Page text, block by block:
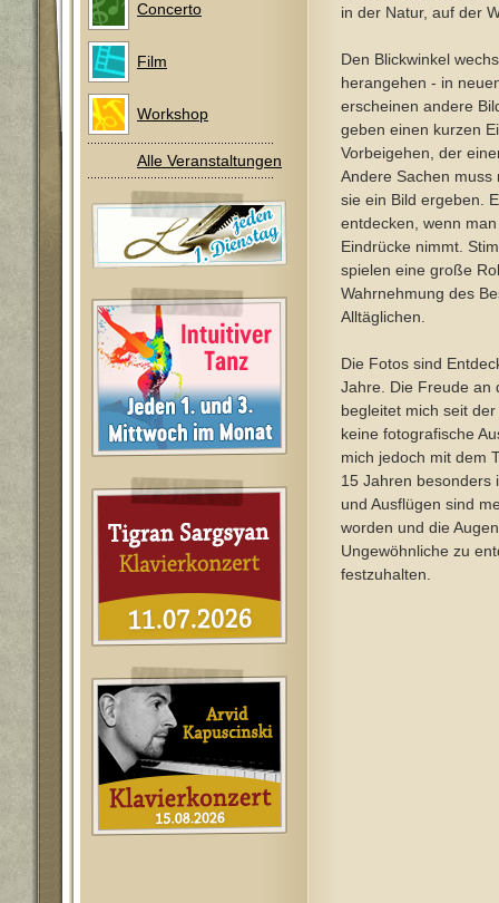
Concerto
Film
Workshop
Alle Veranstaltungen
in der Natur, auf der
Den Blickwinkel
herangehen - in
erscheinen andere
geben einen kurzen
Vorbeigehen, der
Andere Sachen muss
sie ein Bild ergeben.
entdecken, wenn
Eindrücke nimmt.
spielen eine große
Wahrnehmung des
Alltäglichen.
Die Fotos sind
Jahre. Die Freude an
begleitet mich seit
keine fotografische
mich jedoch mit dem
15 Jahren besonders
und Ausflügen sind
worden und die
Ungewöhnliche zu
festzuhalten.